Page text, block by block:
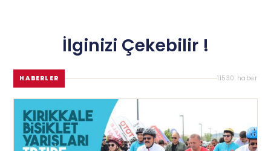
İlginizi Çekebilir !
HABERLER 11530 haber